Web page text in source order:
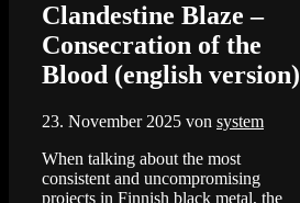
Clandestine Blaze –
Consecration of the
Blood (english version)
23. November 2025 von system
When talking about the most
consistent and uncompromising
projects in Finnish black metal, the